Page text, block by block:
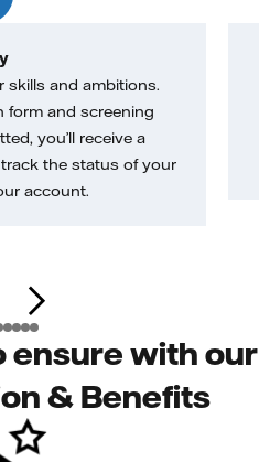
skills and ambitions.
form and screening
you’ll receive a
the status of your
account.
ensure with our
& Benefits